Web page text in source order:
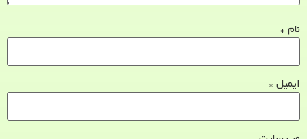
نام *
ایمیل *